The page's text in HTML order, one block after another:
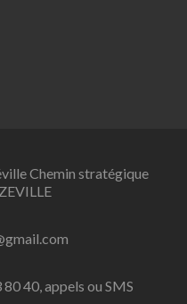
Chemin stratégique
40, appels ou SMS